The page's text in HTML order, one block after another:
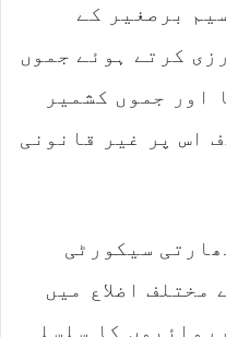
کو تقسیم برصغیر کے
کرتے ہوئے جموں
اور جموں کشمیر
اس پر غیر قانونی
سیکورٹی
مختلف اضلاع میں
کا سلسلہ